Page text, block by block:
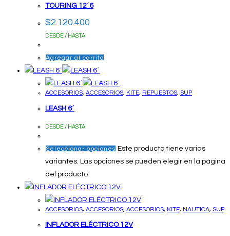
TOURING 12´6
$2.120.400
DESDE / HASTA
Agregar al carrito
ACCESORIOS, ACCESORIOS, KITE, REPUESTOS, SUP
LEASH 6´
DESDE / HASTA
Seleccionar opciones Este producto tiene varias
variantes. Las opciones se pueden elegir en la página
del producto
ACCESORIOS, ACCESORIOS, ACCESORIOS, KITE, NAUTICA, SUP
INFLADOR ELÉCTRICO 12V